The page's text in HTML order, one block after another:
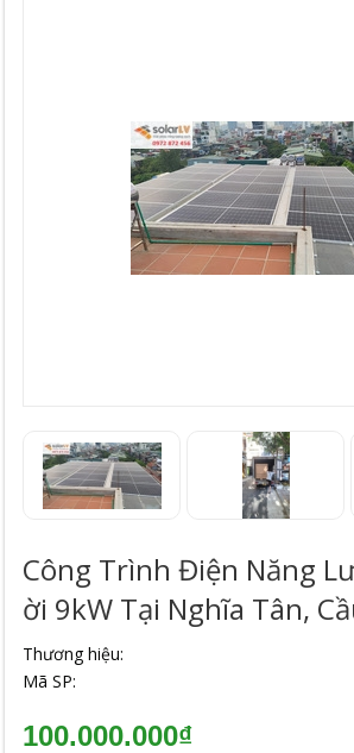
Công Trình Điện Năng
Ời 9kW Tại Nghĩa Tân,
Thương hiệu:
Mã SP:
100.000.000₫